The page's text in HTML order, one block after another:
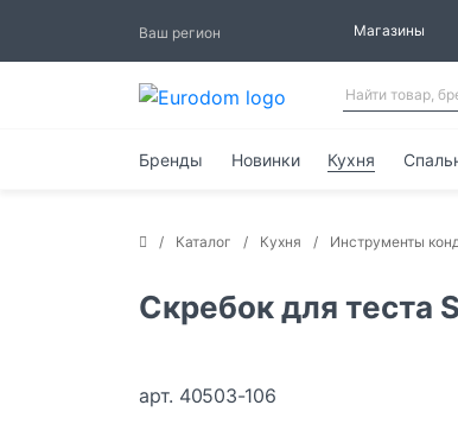
Ваш регион Магазины
Бренды Новинки Кухня
Каталог Кухня Инструменты
Скребок для теста
арт. 40503-106